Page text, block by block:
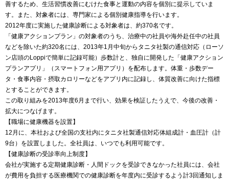
善するため、生活習慣改善にむけた食事と運動の内容を個別に提示していま
す。また、対象者には、専門家による個別健康指導を行います。
2012年度に実施した健康診断による対象者は、約370名です。
「健康アクションプラン」の対象者のうち、治療中の社員や海外赴任中の社員
などを除いた約320名には、2013年1月中旬からタニタ社製の通信対応（ローソ
ン店頭のLoppiで簡単に記録可能）歩数計と、独自に開発した「健康アクション
プランアプリ」（スマートフォン用アプリ）を配布します。体重・歩数デー
タ・食事内容・摂取カロリーなどをアプリ内に記録し、体質改善に向けた指標
とすることができます。
この取り組みを2013年度6月まで行い、効果を検証したうえで、今後の改善・
拡大につなげます。
【職場に健康機器を設置】
12月に、本社および全国の支社内にタニタ社製通信対応体組成計・血圧計（計
9台）を設置しました。全社員は、いつでも利用可能です。
【健康診断の受診率向上制度】
会社が実施する定期健康診断・人間ドックを受診できなかった社員には、会社
が費用を負担する医療機関での健康診断を年度内に受診するよう計3回通知しま